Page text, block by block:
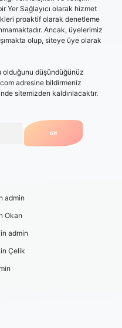
Yer Sağlayıcı olarak hizmet
proaktif olarak denetleme
Ancak, üyelerimiz
olup, siteye üye olarak
olduğunu düşündüğünüz
adresine bildirmeniz
sitemizden kaldırılacaktır.
admin
Okan
admin
Çelik